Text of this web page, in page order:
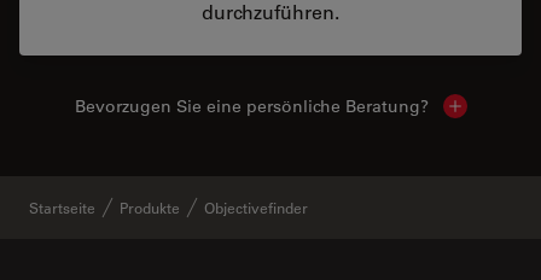
durchzuführen.
Bevorzugen Sie eine persönliche Beratung? Show
Startseite Produkte Objectivefinder